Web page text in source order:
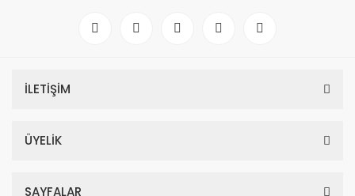
İLETİŞİM
ÜYELİK
SAYFALAR